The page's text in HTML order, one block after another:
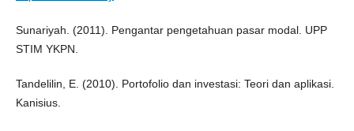
Sunariyah. (2011). Pengantar pengetahuan pasar modal. UPP
STIM YKPN.
Tandelilin, E. (2010). Portofolio dan investasi: Teori dan aplikasi.
Kanisius.